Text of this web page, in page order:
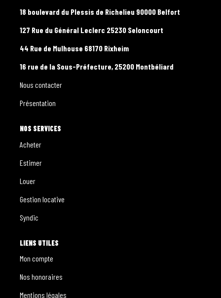
18 boulevard du Plessis de Richelieu 90000 Belfort
127 Rue du Général Leclerc 25230 Seloncourt
44 Rue de Mulhouse 68170 Rixheim
16 rue de la Sous-Préfecture, 25200 Montbéliard
Nous contacter
Présentation
NOS SERVICES
Acheter
Estimer
Louer
Gestion locative
Syndic
LIENS UTILES
Mon compte
Nos honoraires
Mentions légales